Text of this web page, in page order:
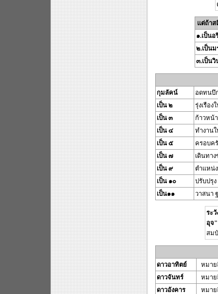
แต่ถ้า
๑.เป็นอ
๒.เป็น
๓.เป็นวิ
กุมลัคน์
อดทนบึ
เป็น ๒
รุ่งเรือ
เป็น ๓
ก้าวหน้
เป็น ๔
ทำงาน
เป็น ๕
ครอบค
เป็น ๗
เดินทา
เป็น ๙
ตำแหน่
เป็น ๑๐
ปรับปรุ
เป็น๑๑
วาสนา
ระ
อุจ"
สม
ดาวอาทิตย์
หมาย
ดาวจันทร์
หมาย
ดาวอังคาร
หมาย